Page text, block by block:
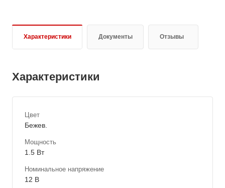
Характеристики Документы Отзывы
Характеристики
Цвет
Бежев.
Мощность
1.5 Вт
Номинальное напряжение
12 В